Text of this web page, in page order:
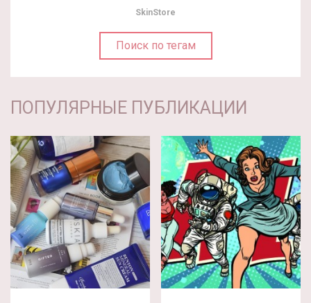
SkinStore
Поиск по тегам
ПОПУЛЯРНЫЕ ПУБЛИКАЦИИ